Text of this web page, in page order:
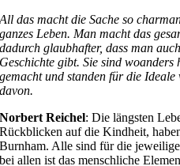
All das macht die Sache so
ganzes Leben. Man macht das
dadurch glaubhafter, dass man
Geschichte gibt. Sie sind
gemacht und standen für die
davon.
Norbert Reichel: Die längsten
Rückblicken auf die Kindheit,
Burnham. Alle sind für die
bei allen ist das menschliche